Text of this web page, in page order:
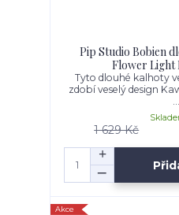
Pip Studio Bobien
Flower Light
Tyto dlouhé kalhoty
zdobí veselý design
...
1 629 Kč
Akce